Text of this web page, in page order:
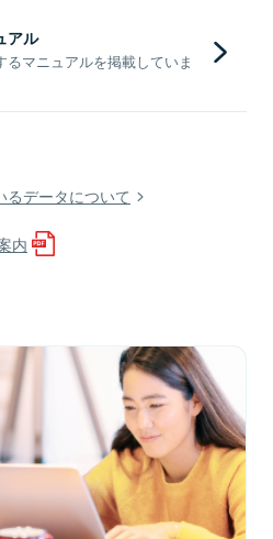
アル
マニュアルを掲載していま
データについて
内